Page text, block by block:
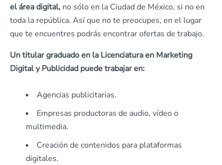
el área digital, no sólo en la Ciudad de México, si no en
toda la república. Así que no te preocupes, en el lugar
que te encuentres podrás encontrar ofertas de trabajo.
Un titular graduado en la Licenciatura en Marketing
Digital y Publicidad puede trabajar en:
Agencias publicitarias.
Empresas productoras de audio, vídeo o
multimedia.
Creación de contenidos para plataformas
digitales.